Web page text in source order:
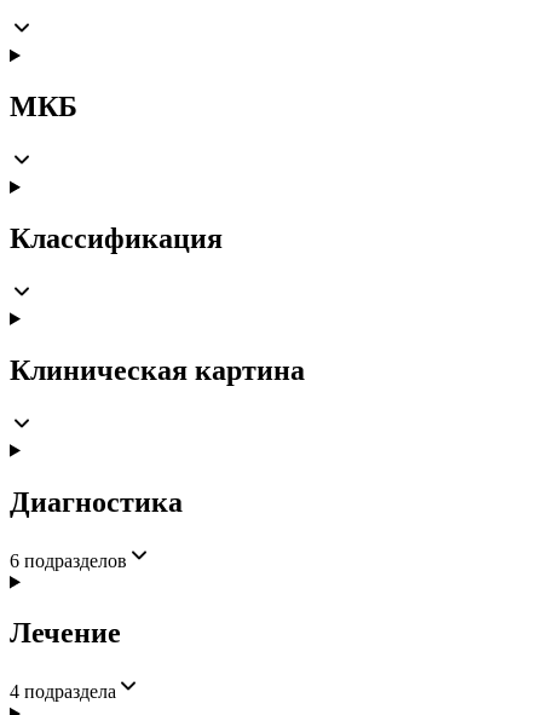
МКБ
Классификация
Клиническая картина
Диагностика
6 подразделов
Лечение
4 подраздела